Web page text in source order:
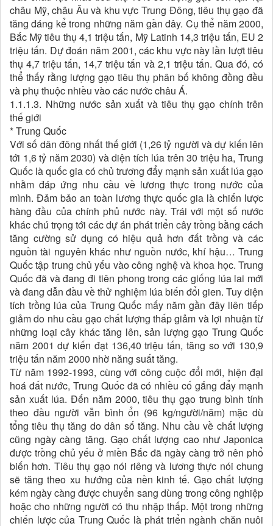
châu Mỹ, châu Âu và khu vực Trung Đông, tiêu thụ gạo đã
tăng đáng kể trong những năm gần đây. Cụ thể năm 2000,
Bắc Mỹ tiêu thụ 4,1 triệu tấn, Mỹ Latinh 14,3 triệu tấn, EU 2
triệu tấn. Dự đoán năm 2001, các khu vực này lần lượt tiêu
thụ 4,7 triệu tấn, 14,7 triệu tấn và 2,1 triệu tấn. Qua đó, có
thể thấy rằng lượng gạo tiêu thụ phân bố không đồng đều
và phụ thuộc nhiều vào các nước châu Á.
1.1.1.3. Những nước sản xuất và tiêu thụ gạo chính trên
thế giới
* Trung Quốc
Với số dân đông nhất thế giới (1,26 tỷ người và dự kiến lên
tới 1,6 tỷ năm 2030) và diện tích lúa trên 30 triệu ha, Trung
Quốc là quốc gia có chủ trương đẩy mạnh sản xuất lúa gạo
nhằm đáp ứng nhu cầu về lương thực trong nước của
mình. Đảm bảo an toàn lương thực quốc gia là chiến lược
hàng đầu của chính phủ nước này. Trái với một số nước
khác chú trọng tới các dự án phát triển cây trồng bằng cách
tăng cường sử dụng có hiệu quả hơn đất trồng và các
nguồn tài nguyên khác như nguồn nước, khí hậu… Trung
Quốc tập trung chủ yếu vào công nghệ và khoa học. Trung
Quốc đã và đang đi tiên phong trong các giống lúa lai mới
và đang dẫn đầu về thử nghiệm lúa biến đổi gien. Tuy diện
tích trồng lúa của Trung Quốc mấy năm gần đây liên tiếp
giảm do nhu cầu gạo chất lượng thấp giảm và lợi nhuận từ
những loại cây khác tăng lên, sản lượng gạo Trung Quốc
năm 2001 dự kiến đạt 136,40 triệu tấn, tăng so với 130,9
triệu tấn năm 2000 nhờ năng suất tăng.
Từ năm 1992-1993, cùng với công cuộc đổi mới, hiện đại
hoá đất nước, Trung Quốc đã có nhiều cố gắng đẩy mạnh
sản xuất lúa. Đến năm 2000, tiêu thụ gạo trung bình tính
theo đầu người vẫn bình ổn (96 kg/người/năm) mặc dù
tổng tiêu thụ tăng do dân số tăng. Nhu cầu về chất lượng
cũng ngày càng tăng. Gạo chất lượng cao như Japonica
được trồng chủ yếu ở miền Bắc đã ngày càng trở nên phổ
biến hơn. Tiêu thụ gạo nói riêng và lương thực nói chung
sẽ tăng theo xu hướng của nền kinh tế. Gạo chất lượng
kém ngày càng được chuyển sang dùng trong công nghiệp
hoặc cho những người có thu nhập thấp. Một trong những
chiến lược của Trung Quốc là phát triển ngành chăn nuôi